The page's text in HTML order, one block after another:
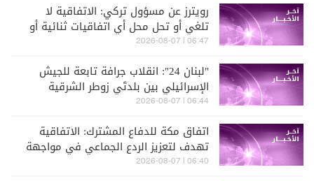
رويترز عن مسؤول تركي: الاتفاقية لا
تلغي أو تحل محل أي اتفاقيات ثنائية أو
متعددة الأطراف
06:47 | 2026-08-07
"لبنان 24": انقلاب جرافة تابعة للجيش
الإسرائيلي بين بلدتَي زوطر الشرقية
وزوطر الغربية أثناء تنفيذها أعمال تجريف
06:44 | 2026-08-07
اتفاق مكة للدفاع المشترك: الاتفاقية
تهدف لتعزيز الردع الجماعي في مواجهة
أي عمل عدواني
06:40 | 2026-08-07